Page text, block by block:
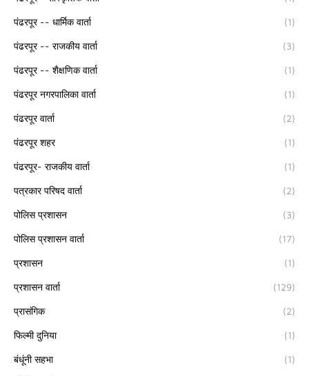
पंढरपूर -- धार्मिक वार्ता (1)
पंढरपूर -- राजकीय वार्ता (3)
पंढरपूर -- शैक्षणिक वार्ता (1)
पंढरपूर नगरपालिका वार्ता (1)
पंढरपूर वार्ता (2)
पंढरपूर शहर (1)
पंढरपूर- राजकीय वार्ता (1)
पत्रकार परिषद वार्ता (2)
पोलिस प्रशासन (3)
पोलिस प्रशासन वार्ता (17)
प्रशासन (1)
प्रशासन वार्ता (129)
प्रासंगिक (2)
फिल्मी दुनिया (1)
बंधूंनी सहभा (1)